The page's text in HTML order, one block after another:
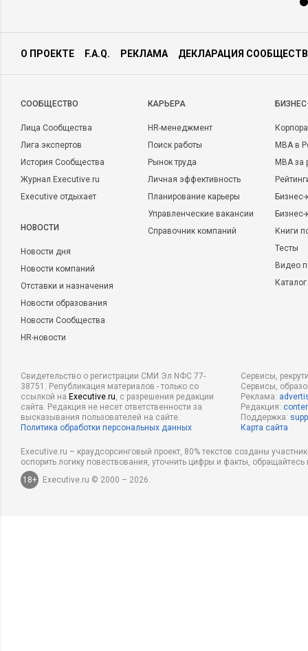
О ПРОЕКТЕ F.A.Q. РЕКЛАМА ДЕКЛАРАЦИЯ
CООБЩЕСТВО
Лица Сообщества
Лига экспертов
История Сообщества
Журнал Executive.ru
Executive отдыхает
НОВОСТИ
Новости дня
Новости компаний
Отставки и назначения
Новости образования
Новости Сообщества
HR-новости
КАРЬЕРА
HR-менеджмент
Поиск работы
Рынок труда
Личная эффективность
Планирование карьеры
Управленческие вакансии
Справочник компаний
MBA в
MBA
Бизнес-
Книги
Тесты
Видео
Свидетельство о регистрации СМИ Эл NФС 77-
38751. Републикация материалов - только со
ссылкой на Executive.ru, с разрешения редакции
сайта. Редакция не несет ответственности за
высказывания пользователей на сайте.
Политика обработки персональных данных
Сервисы,
Сервисы,
Реклама:
Редакция:
Поддержка:
Карта сайта
Executive.ru – краудсорсинговый проект, 80% текстов созданы
оспорить логику повествования, уточнить цифры и факты,
18+
Executive.ru © 2000 – 2026.